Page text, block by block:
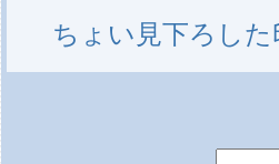
ちょい見下ろし